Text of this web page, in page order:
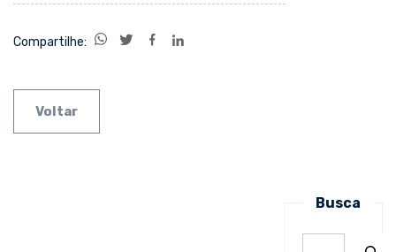
Compartilhe:
Voltar
Busca